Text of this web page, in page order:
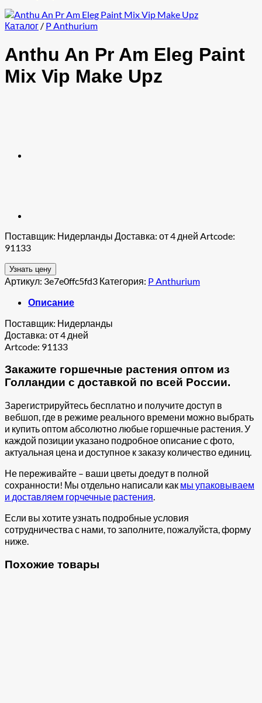
Каталог / P Anthurium
Anthu An Pr Am Eleg Paint
Mix Vip Make Upz
Поставщик: Нидерланды Доставка: от 4 дней Artcode:
91133
Узнать цену
Артикул: 3e7e0ffc5fd3 Категория: P Anthurium
Описание
Поставщик: Нидерланды
Доставка: от 4 дней
Artcode: 91133
Закажите горшечные растения оптом из
Голландии с доставкой по всей России.
Зарегистрируйтесь бесплатно и получите доступ в
вебшоп, где в режиме реального времени можно выбрать
и купить оптом абсолютно любые горшечные растения. У
каждой позиции указано подробное описание с фото,
актуальная цена и доступное к заказу количество единиц.
Не переживайте – ваши цветы доедут в полной
сохранности! Мы отдельно написали как мы упаковываем
и доставляем горчечные растения.
Если вы хотите узнать подробные условия
сотрудничества с нами, то заполните, пожалуйста, форму
ниже.
Похожие товары